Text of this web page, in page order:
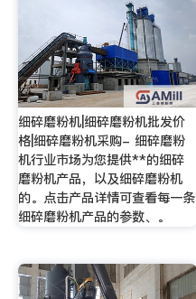
细碎磨粉机|细碎磨粉机批发价
格|细碎磨粉机采购- 细碎磨粉
机行业市场为您提供**的细碎
磨粉机产品，以及细碎磨粉机
的。点击产品详情可查看每一条
细碎磨粉机产品的参数、。